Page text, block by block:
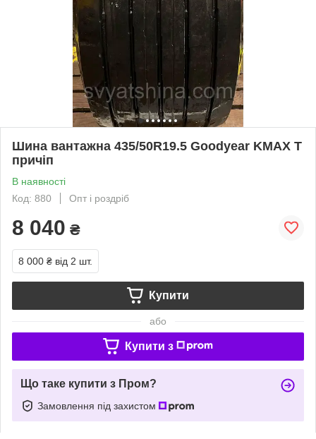
Шина вантажна 435/50R19.5 Goodyear KMAX T
причіп
В наявності
Код: 880
Опт і роздріб
8 040 ₴
8 000 ₴ від 2 шт.
Купити
або
Купити з
Що таке купити з Пром?
Замовлення під захистом